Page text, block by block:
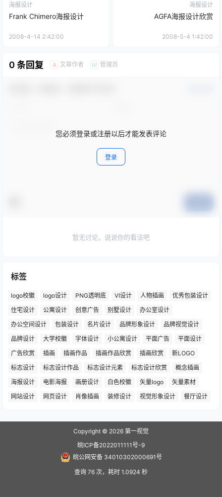
海报设计
Frank Chimero海报设计
2008-4-14 2:42:00
海报设计
AGFA海报设计欣赏
2008-5-4 1:42:00
0 条回复 A 文章作者 M 管理员
您必须登录或注册以后才能发表评论
登录
暂无讨论，说说你的看法吧
标签
logo校徽 logo设计 PNG透明底 VI设计 人物插画
优秀包装设计
住宅设计
公寓设计 创意广告 别墅设计
办公室设计
办公空间设计
包装设计 名片设计 品牌形象设计
品牌视觉设计
品牌设计
大学校徽 字体设计 小公寓设计 平面广告
平面设计
广告欣赏
插画 插画作品 插画作品欣赏 插画欣赏
新LOGO
标志设计
标志设计作品 标志设计元素 标志设计欣赏
概念插画
海报设计
电影海报 画册设计 白色校徽 矢量logo
矢量素材
网站设计
网页设计 肖像插画 装修设计 视觉形象设计 餐厅设计
Copyright © 2026 第一视觉
皖ICP备2022011111号-9
皖公网安备 34010302000691号
查询 76 次，耗时 1.0924 秒